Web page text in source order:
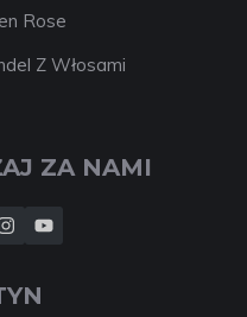
Rose
Z Włosami
ZA NAMI